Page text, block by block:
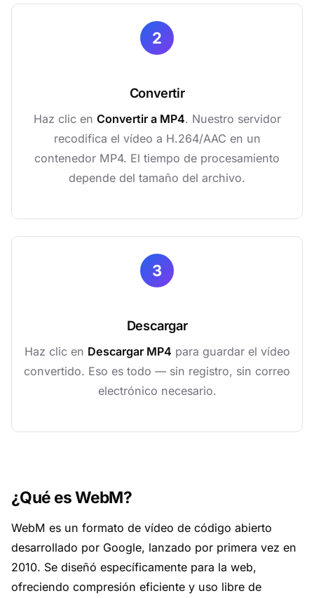
2
Convertir
Haz clic en Convertir a MP4. Nuestro servidor
recodifica el vídeo a H.264/AAC en un
contenedor MP4. El tiempo de procesamiento
depende del tamaño del archivo.
3
Descargar
Haz clic en Descargar MP4 para guardar el vídeo
convertido. Eso es todo — sin registro, sin correo
electrónico necesario.
¿Qué es WebM?
WebM es un formato de vídeo de código abierto
desarrollado por Google, lanzado por primera vez en
2010. Se diseñó específicamente para la web,
ofreciendo compresión eficiente y uso libre de